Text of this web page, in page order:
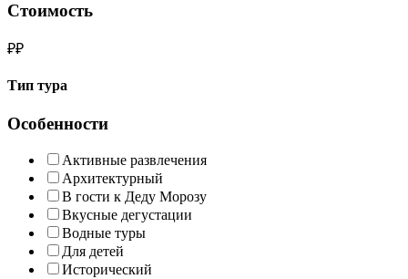
Стоимость
₽₽
Тип тура
Особенности
Активные развлечения
Архитектурный
В гости к Деду Морозу
Вкусные дегустации
Водные туры
Для детей
Исторический